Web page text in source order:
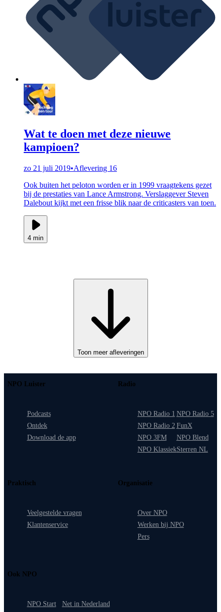
Wat te doen met deze nieuwe
kampioen?
zo 21 juli 2019•Aflevering 16
Ook buiten het peloton worden er in 1999 vraagtekens gezet
bij de prestaties van Lance Armstrong. Verslaggever Steven
Dalebout kijkt met een frisse blik naar de criticasters van toen.
4 min
Toon meer afleveringen
NPO Luister
Podcasts
Ontdek
Download de app
Radio
NPO Radio 1
NPO Radio 2
NPO 3FM
NPO Klassiek
NPO Radio 5
FunX
NPO Blend
Sterren NL
Praktisch
Veelgestelde vragen
Klantenservice
Organisatie
Over NPO
Werken bij NPO
Pers
Ook NPO
NPO Start
Net in Nederland